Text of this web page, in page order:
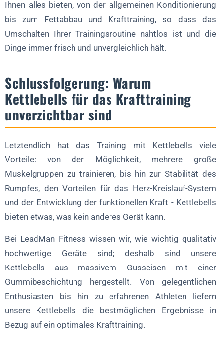
Ihnen alles bieten, von der allgemeinen Konditionierung
bis zum Fettabbau und Krafttraining, so dass das
Umschalten Ihrer Trainingsroutine nahtlos ist und die
Dinge immer frisch und unvergleichlich hält.
Schlussfolgerung: Warum
Kettlebells für das Krafttraining
unverzichtbar sind
Letztendlich hat das Training mit Kettlebells viele
Vorteile: von der Möglichkeit, mehrere große
Muskelgruppen zu trainieren, bis hin zur Stabilität des
Rumpfes, den Vorteilen für das Herz-Kreislauf-System
und der Entwicklung der funktionellen Kraft - Kettlebells
bieten etwas, was kein anderes Gerät kann.
Bei LeadMan Fitness wissen wir, wie wichtig qualitativ
hochwertige Geräte sind; deshalb sind unsere
Kettlebells aus massivem Gusseisen mit einer
Gummibeschichtung hergestellt. Von gelegentlichen
Enthusiasten bis hin zu erfahrenen Athleten liefern
unsere Kettlebells die bestmöglichen Ergebnisse in
Bezug auf ein optimales Krafttraining.